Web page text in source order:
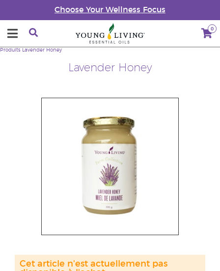
Choose Your Wellness Focus
0
Lavender Honey
Produits Lavender Honey
Cet article n'est actuellement pas